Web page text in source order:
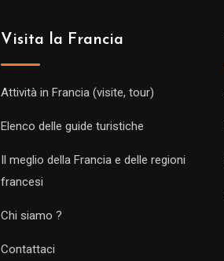
Visita la Francia
Attività in Francia (visite, tour)
Elenco delle guide turistiche
Il meglio della Francia e delle regioni
francesi
Chi siamo ?
Contattaci